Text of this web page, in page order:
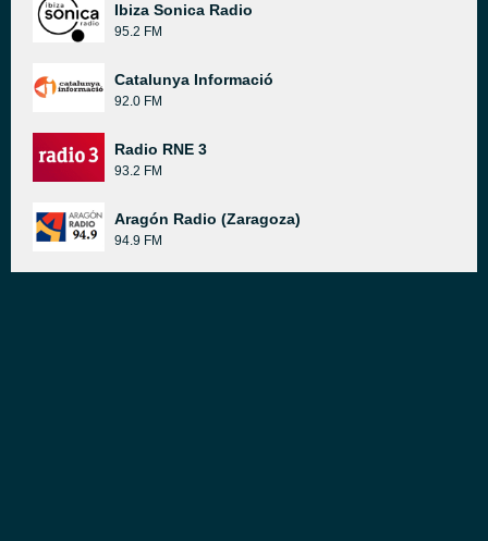
Ibiza Sonica Radio
95.2 FM
Catalunya Informació
92.0 FM
Radio RNE 3
93.2 FM
Aragón Radio (Zaragoza)
94.9 FM